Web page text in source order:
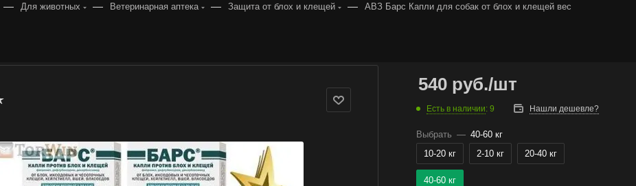
— Для животных — Ветеринарная аптека — Защита от блох и клещей — АВЗ Барс Капли для собак от блох и клещей вес
540 руб./шт
Есть в наличии: 9 Нашли дешевле?
Выбрать — 40-60 кг
10-20 кг
2-10 кг 20-40 кг
40-60 кг